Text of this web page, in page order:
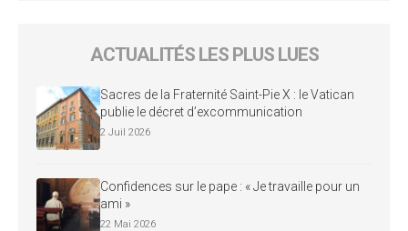
ACTUALITÉS LES PLUS LUES
Sacres de la Fraternité Saint-Pie X : le Vatican
publie le décret d’excommunication
2 Juil 2026
Confidences sur le pape : « Je travaille pour un
ami »
22 Mai 2026